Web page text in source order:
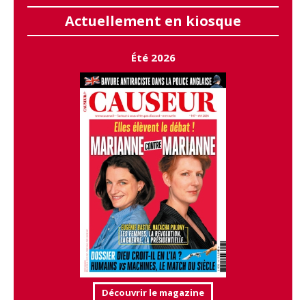
Actuellement en kiosque
Été 2026
Découvrir le magazine